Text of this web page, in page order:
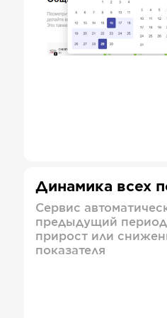
Динамика всех
Сервис
предыдущий
прирост или
показателя